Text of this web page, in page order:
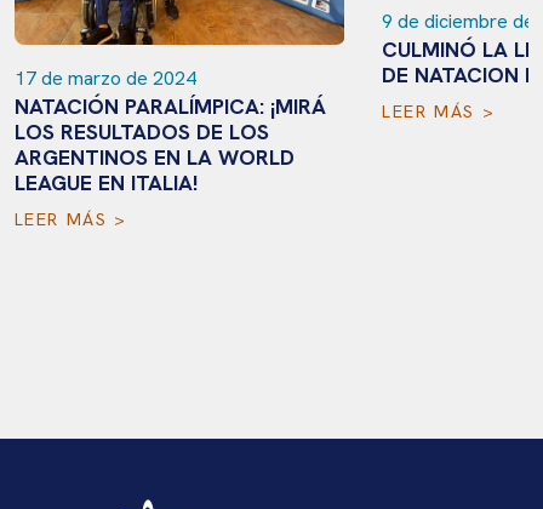
17 de marzo de 2024
NATACIÓN PARALÍMPICA: ¡MIRÁ
LOS RESULTADOS DE LOS
ARGENTINOS EN LA WORLD
LEAGUE EN ITALIA!
LEER MÁS >
9 de diciembre de
CULMINÓ LA
DE NATACION
LEER MÁS >